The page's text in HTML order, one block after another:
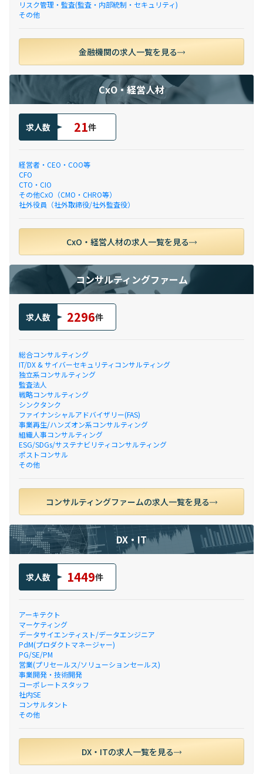
リスク管理・監査(監査・内部統制・セキュリティ)
その他
金融機関の求人一覧を見る
CxO・経営人材
求人数 21件
経営者・CEO・COO等
CFO
CTO・CIO
その他CxO（CMO・CHRO等）
社外役員（社外取締役/社外監査役）
CxO・経営人材の求人一覧を見る
コンサルティングファーム
求人数 2296件
総合コンサルティング
IT/DX & サイバーセキュリティコンサルティング
独立系コンサルティング
監査法人
戦略コンサルティング
シンクタンク
ファイナンシャルアドバイザリー(FAS)
事業再生/ハンズオン系コンサルティング
組織人事コンサルティング
ESG/SDGs/サステナビリティコンサルティング
ポストコンサル
その他
コンサルティングファームの求人一覧を見る
DX・IT
求人数 1449件
アーキテクト
マーケティング
データサイエンティスト/データエンジニア
PdM(プロダクトマネージャー)
PG/SE/PM
営業(プリセールス/ソリューションセールス)
事業開発・技術開発
コーポレートスタッフ
社内SE
コンサルタント
その他
DX・ITの求人一覧を見る